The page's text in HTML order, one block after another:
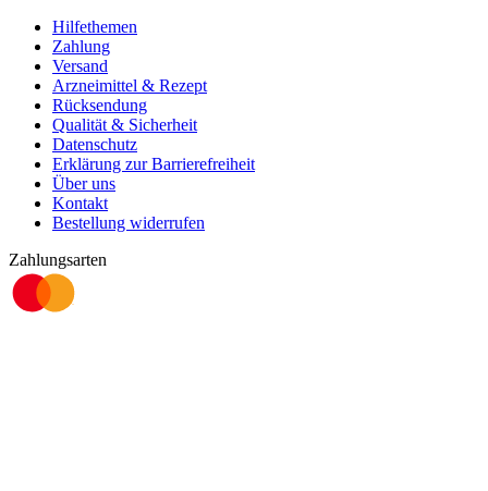
Hilfethemen
Zahlung
Versand
Arzneimittel & Rezept
Rücksendung
Qualität & Sicherheit
Datenschutz
Erklärung zur Barrierefreiheit
Über uns
Kontakt
Bestellung widerrufen
Zahlungsarten